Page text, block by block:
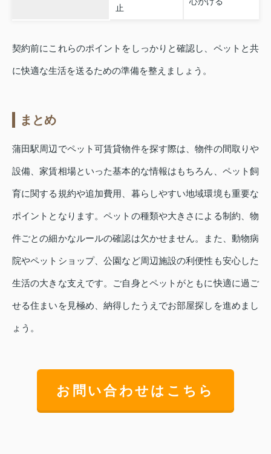
止
契約前にこれらのポイントをしっかりと確認し、ペットと共
に快適な生活を送るための準備を整えましょう。
まとめ
蒲田駅周辺でペット可賃貸物件を探す際は、物件の間取りや
設備、家賃相場といった基本的な情報はもちろん、ペット飼
育に関する規約や追加費用、暮らしやすい地域環境も重要な
ポイントとなります。ペットの種類や大きさによる制約、物
件ごとの細かなルールの確認は欠かせません。また、動物病
院やペットショップ、公園など周辺施設の利便性も安心した
生活の大きな支えです。ご自身とペットがともに快適に過ご
せる住まいを見極め、納得したうえでお部屋探しを進めまし
ょう。
お問い合わせはこちら